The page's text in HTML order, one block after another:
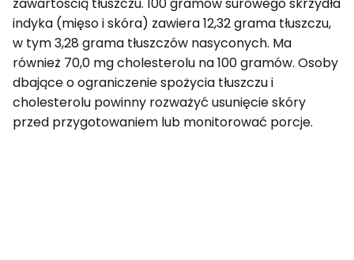
zawartością tłuszczu. 100 gramów surowego skrzydła
indyka (mięso i skóra) zawiera 12,32 grama tłuszczu,
w tym 3,28 grama tłuszczów nasyconych. Ma
również 70,0 mg cholesterolu na 100 gramów. Osoby
dbające o ograniczenie spożycia tłuszczu i
cholesterolu powinny rozważyć usunięcie skóry
przed przygotowaniem lub monitorować porcje.